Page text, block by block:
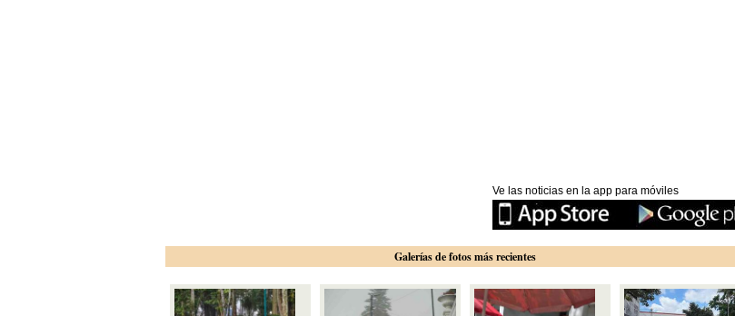
Ve las noticias en la app para móviles
Galerías de fotos más recientes